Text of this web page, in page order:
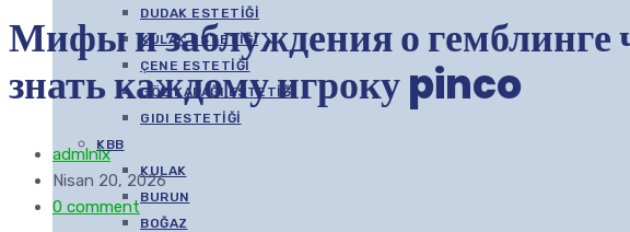
DUDAK ESTETIĞI
KULAK ESTETIĞI
ÇENE ESTETIĞI
GÖZ KAPAĞI ESTETIĞI
GIDI ESTETIĞI
KBB
KULAK
BURUN
BOĞAZ
Мифы и заблуждения о гемблинге
знать каждому игроку pinco
admlnlx
Nisan 20, 2026
0 comment